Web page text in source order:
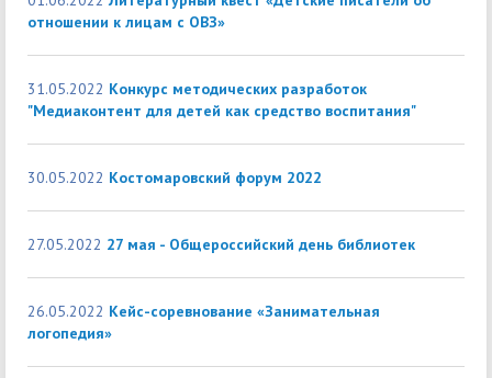
отношении к лицам с ОВЗ»
31.05.2022 Конкурс методических разработок
"Медиаконтент для детей как средство воспитания"
30.05.2022 Костомаровский форум 2022
27.05.2022 27 мая - Общероссийский день библиотек
26.05.2022 Кейс-соревнование «Занимательная
логопедия»